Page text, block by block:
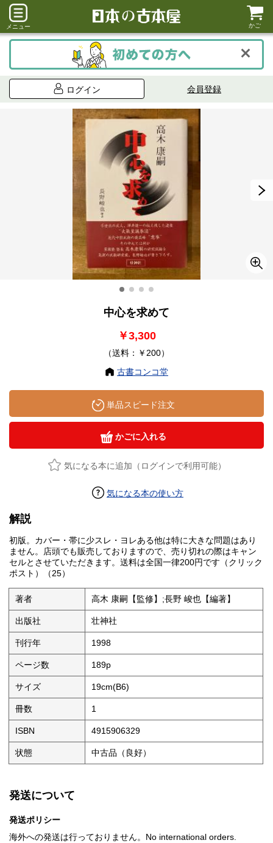
メニュー かご
ログイン 会員登録
中心を求めて
￥3,300
（送料：￥200）
古書コンコ堂
単品スピード注文
かごに入れる
気になる本に追加（ログインで利用可能）
気になる本の使い方
解説
初版。カバー・帯に少スレ・ヨレある他は特に大きな問題はあり
ません。店頭でも販売しておりますので、売り切れの際はキャン
セルとさせていただきます。送料は全国一律200円です（クリック
ポスト）（25）
著者 高木 康嗣【監修】;長野 峻也【編著】
出版社 壮神社
刊行年 1998
ページ数 189p
サイズ 19cm(B6)
冊数 1
ISBN 4915906329
状態 中古品（良好）
発送について
発送ポリシー
海外への発送は行っておりません。No international orders.